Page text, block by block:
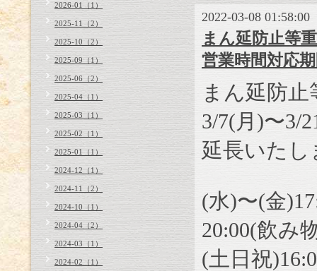
2022-03-08 01:58:00
まん延防止等
営業時間対応
まん延防
3/7(月)〜3/
延長いたし
(水)〜(金)
20:00(飲み
(土日祝)
2026-01（1）
2025-11（2）
2025-10（2）
2025-09（1）
2025-06（2）
2025-04（1）
2025-03（1）
2025-02（1）
2025-01（1）
2024-12（1）
2024-11（2）
2024-10（1）
2024-04（2）
2024-03（1）
2024-02（1）